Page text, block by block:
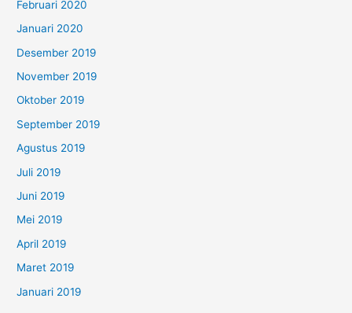
Februari 2020
Januari 2020
Desember 2019
November 2019
Oktober 2019
September 2019
Agustus 2019
Juli 2019
Juni 2019
Mei 2019
April 2019
Maret 2019
Januari 2019